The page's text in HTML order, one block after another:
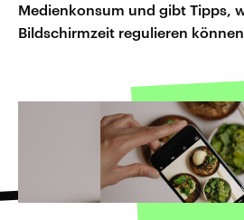
Medienkonsum und gibt Tipps,
Bildschirmzeit regulieren